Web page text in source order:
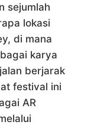
sejumlah
lokasi
di mana
karya
berjarak
festival ini
AR